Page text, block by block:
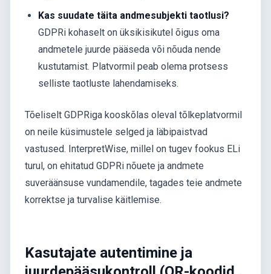
Kas suudate täita andmesubjekti taotlusi?
GDPRi kohaselt on üksikisikutel õigus oma
andmetele juurde pääseda või nõuda nende
kustutamist. Platvormil peab olema protsess
selliste taotluste lahendamiseks.
Tõeliselt GDPRiga kooskõlas oleval tõlkeplatvormil
on neile küsimustele selged ja läbipaistvad
vastused. InterpretWise, millel on tugev fookus ELi
turul, on ehitatud GDPRi nõuete ja andmete
suveräänsuse vundamendile, tagades teie andmete
korrektse ja turvalise käitlemise.
Kasutajate autentimine ja